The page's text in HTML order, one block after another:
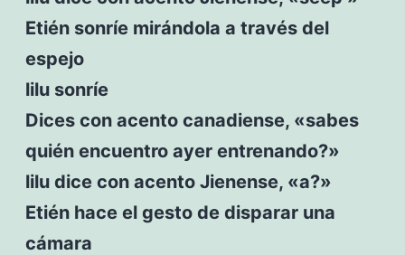
Etién sonríe mirándola a través del
espejo
lilu sonríe
Dices con acento canadiense, «sabes
quién encuentro ayer entrenando?»
lilu dice con acento Jienense, «a?»
Etién hace el gesto de disparar una
cámara